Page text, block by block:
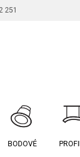
251
BODOVÉ